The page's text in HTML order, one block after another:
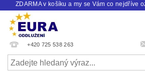
ZDARMA v košíku a my se Vám co nejdříve
+420 725 538 263